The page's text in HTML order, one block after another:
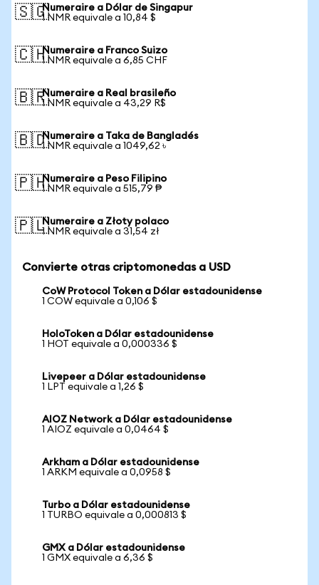
🇸🇬Numeraire a Dólar de Singapur
1 NMR equivale a 10,84 $
🇨🇭Numeraire a Franco Suizo
1 NMR equivale a 6,85 CHF
🇧🇷Numeraire a Real brasileño
1 NMR equivale a 43,29 R$
🇧🇩Numeraire a Taka de Bangladés
1 NMR equivale a 1049,62 ৳
🇵🇭Numeraire a Peso Filipino
1 NMR equivale a 515,79 ₱
🇵🇱Numeraire a Złoty polaco
1 NMR equivale a 31,54 zł
Convierte otras criptomonedas a USD
CoW Protocol Token a Dólar estadounidense
1 COW equivale a 0,106 $
HoloToken a Dólar estadounidense
1 HOT equivale a 0,000336 $
Livepeer a Dólar estadounidense
1 LPT equivale a 1,26 $
AIOZ Network a Dólar estadounidense
1 AIOZ equivale a 0,0464 $
Arkham a Dólar estadounidense
1 ARKM equivale a 0,0958 $
Turbo a Dólar estadounidense
1 TURBO equivale a 0,000813 $
GMX a Dólar estadounidense
1 GMX equivale a 6,36 $